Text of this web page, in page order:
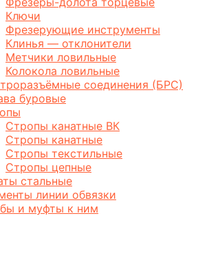
Ключи
Фрезерующие инструменты
Клинья — отклонители
Метчики ловильные
Колокола ловильные
соединения (БРС)
буровые
Стропы канатные ВК
Стропы канатные
Стропы текстильные
Стропы цепные
стальные
линии обвязки
и муфты к ним